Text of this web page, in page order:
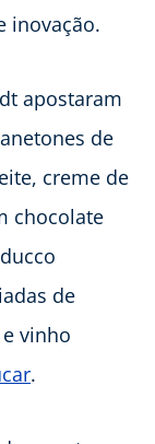
inovação.
apostaram
de
creme de
chocolate
de
vinho
.